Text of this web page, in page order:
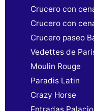
Crucero con
Crucero con
Crucero paseo
Vedettes de
Moulin Rouge
Paradis Latin
Crazy Horse